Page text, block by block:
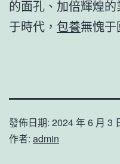
的面孔、加倍輝煌
于時代， 包養無愧于
發佈日期: 2024 年 6 月 3
作者: admin